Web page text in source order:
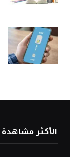
الأكثر مشاهدة